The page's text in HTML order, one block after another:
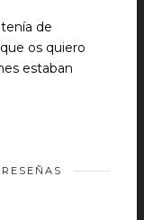
de
os quiero
estaban
RESEÑAS